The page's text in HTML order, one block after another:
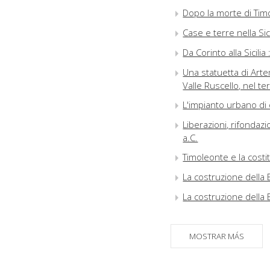
Dopo la morte di
Case e terre nella
Da Corinto alla
Una statuetta di
Valle Ruscello, nel
L'impianto urbano di
Liberazioni,
a.C.
Timoleonte e la
La costruzione della
La costruzione della
MOSTRAR MÁS